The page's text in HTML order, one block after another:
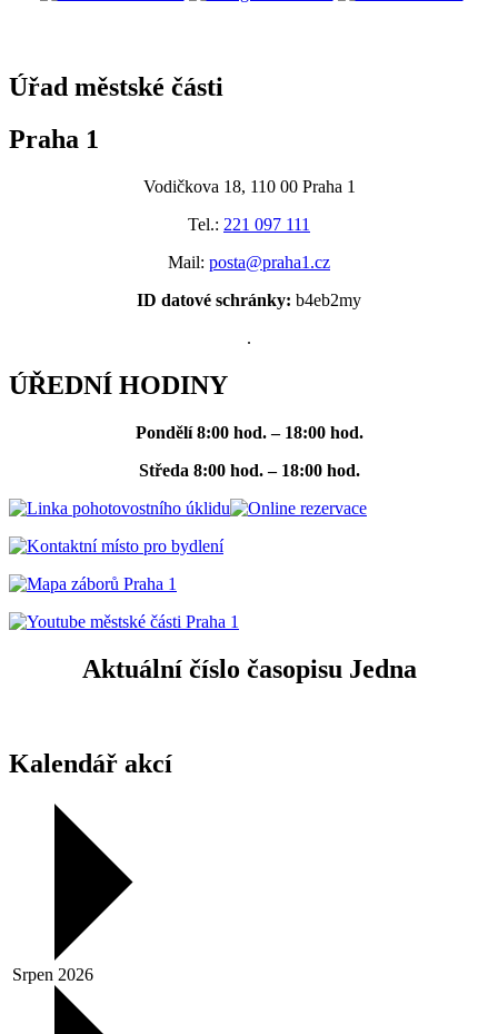
Úřad městské části
Praha 1
Vodičkova 18, 110 00 Praha 1
Tel.: 221 097 111
Mail: posta@praha1.cz
ID datové schránky: b4eb2my
.
ÚŘEDNÍ HODINY
Pondělí 8:00 hod. – 18:00 hod.
Středa 8:00 hod. – 18:00 hod.
Aktuální číslo časopisu Jedna
Kalendář akcí
Srpen 2026